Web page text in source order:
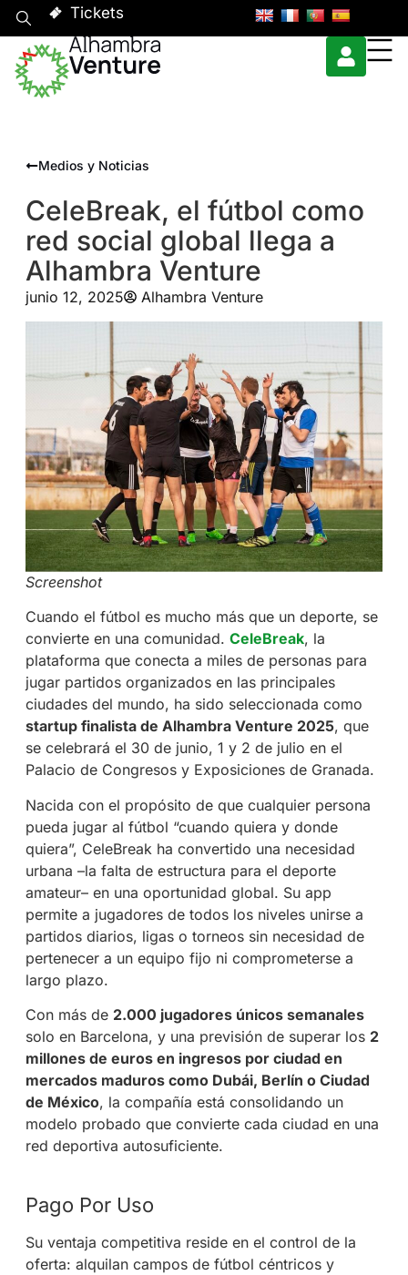
Tickets
Medios y Noticias
CeleBreak, el fútbol como
red social global llega a
Alhambra Venture
junio 12, 2025 Alhambra Venture
Screenshot
Cuando el fútbol es mucho más que un deporte, se
convierte en una comunidad. CeleBreak, la
plataforma que conecta a miles de personas para
jugar partidos organizados en las principales
ciudades del mundo, ha sido seleccionada como
startup finalista de Alhambra Venture 2025, que
se celebrará el 30 de junio, 1 y 2 de julio en el
Palacio de Congresos y Exposiciones de Granada.
Nacida con el propósito de que cualquier persona
pueda jugar al fútbol “cuando quiera y donde
quiera”, CeleBreak ha convertido una necesidad
urbana –la falta de estructura para el deporte
amateur– en una oportunidad global. Su app
permite a jugadores de todos los niveles unirse a
partidos diarios, ligas o torneos sin necesidad de
pertenecer a un equipo fijo ni comprometerse a
largo plazo.
Con más de 2.000 jugadores únicos semanales
solo en Barcelona, y una previsión de superar los 2
millones de euros en ingresos por ciudad en
mercados maduros como Dubái, Berlín o Ciudad
de México, la compañía está consolidando un
modelo probado que convierte cada ciudad en una
red deportiva autosuficiente.
Pago Por Uso
Su ventaja competitiva reside en el control de la
oferta: alquilan campos de fútbol céntricos y